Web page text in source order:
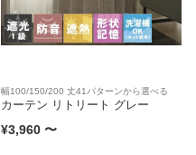
幅100/150/200 丈41パターンから選べる
カーテン リトリート グレー
¥3,960 〜